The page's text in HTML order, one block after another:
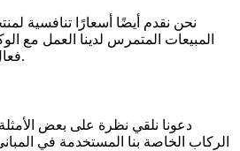
نحن نقدم أيضًا أسعارًا تنافسية
المبيعات المتمرس لدينا العمل مع
فعال يفي بميزانيتها ومتطلباتها.
دعونا نلقي نظرة على بعض
الركاب الخاصة بنا المستخدمة في